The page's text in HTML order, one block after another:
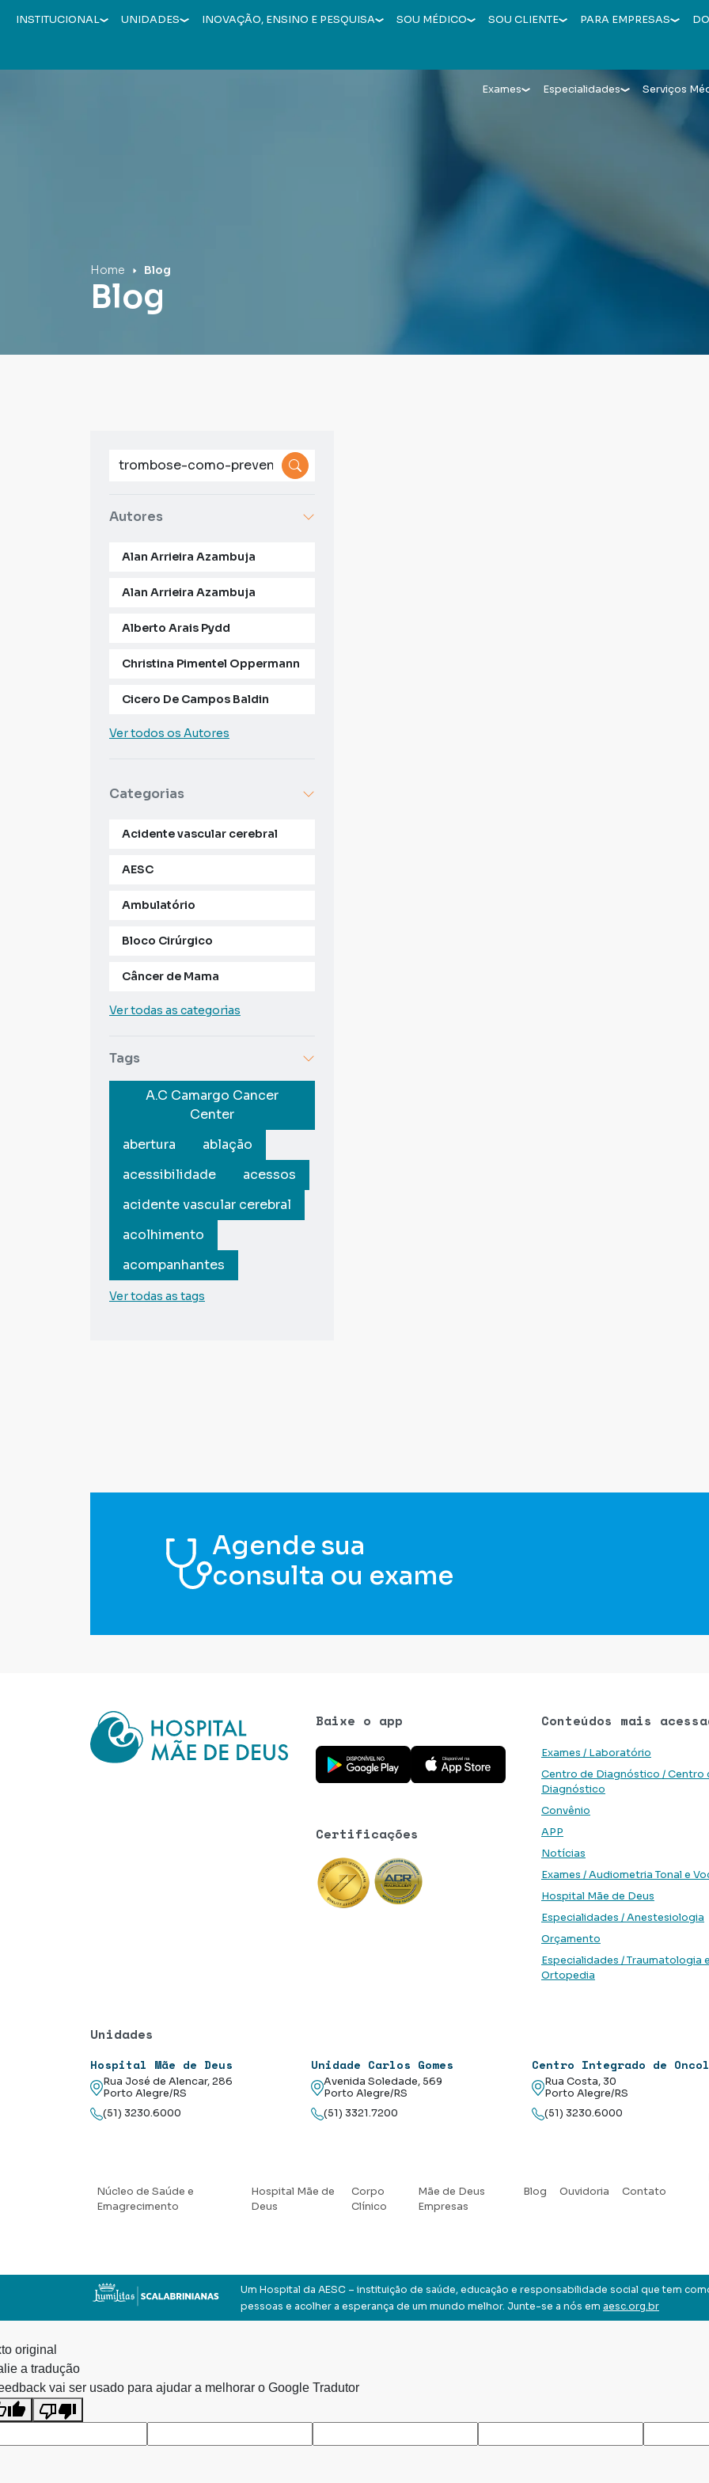
INSTITUCIONAL UNIDADES INOVAÇÃO, ENSINO E PESQUISA SOU MÉDICO SOU CLIENTE PARA EMPRESAS
Exames Especialidades Serviços
Home Blog
Blog
Autores
Alan Arrieira Azambuja
Alan Arrieira Azambuja
Alberto Arais Pydd
Christina Pimentel Oppermann
Cicero De Campos Baldin
Ver todos os Autores
Categorias
Acidente vascular cerebral
AESC
Ambulatório
Bloco Cirúrgico
Câncer de Mama
Ver todas as categorias
Tags
A.C Camargo Cancer
Center
abertura
ablação
acessibilidade
acessos
acidente vascular cerebral
acolhimento
acompanhantes
Ver todas as tags
Agende sua
consulta ou exame
Conteúdos mais
Exames / Laboratório
Centro de Diagnóstico / Centro
Diagnóstico
Convênio
APP
Notícias
Exames / Audiometria Tonal e
Hospital Mãe de Deus
Especialidades / Anestesiologia
Orçamento
Especialidades / Traumatologia e
Ortopedia
Baixe o app
Baixe o aplicativo na Google Play Store
Baixe o aplicativo na App Store
Certificações
Unidades
Hospital Mãe de Deus
Rua José de Alencar, 286
Porto Alegre/RS
(51) 3230.6000
Unidade Carlos Gomes
Avenida Soledade, 569
Porto Alegre/RS
(51) 3321.7200
Centro Integrado de
Rua Costa, 30
Porto Alegre/RS
(51) 3230.6000
Núcleo de Saúde e
Emagrecimento
Hospital Mãe de
Deus
Corpo
Clínico
Mãe de Deus
Empresas
Blog Ouvidoria Contato
Um Hospital da AESC – instituição de saúde, educação e responsabilidade social que tem
pessoas e acolher a esperança de um mundo melhor. Junte-se a nós em aesc.org.br
original
a tradução
vai ser usado para ajudar a melhorar o Google Tradutor